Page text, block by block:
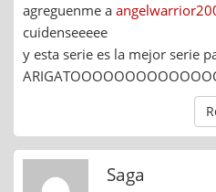
agreguenme a
cuidenseeeee
y esta serie es la mejor serie
Saga